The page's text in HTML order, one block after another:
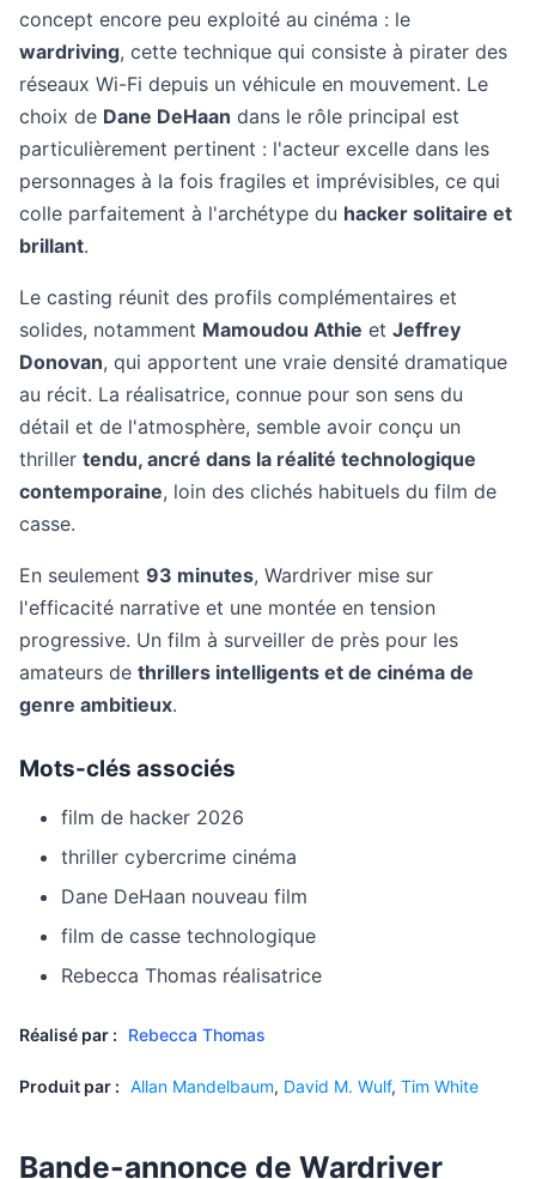
concept encore peu exploité au cinéma : le
wardriving, cette technique qui consiste à pirater des
réseaux Wi-Fi depuis un véhicule en mouvement. Le
choix de Dane DeHaan dans le rôle principal est
particulièrement pertinent : l'acteur excelle dans les
personnages à la fois fragiles et imprévisibles, ce qui
colle parfaitement à l'archétype du hacker solitaire et
brillant.
Le casting réunit des profils complémentaires et
solides, notamment Mamoudou Athie et Jeffrey
Donovan, qui apportent une vraie densité dramatique
au récit. La réalisatrice, connue pour son sens du
détail et de l'atmosphère, semble avoir conçu un
thriller tendu, ancré dans la réalité technologique
contemporaine, loin des clichés habituels du film de
casse.
En seulement 93 minutes, Wardriver mise sur
l'efficacité narrative et une montée en tension
progressive. Un film à surveiller de près pour les
amateurs de thrillers intelligents et de cinéma de
genre ambitieux.
Mots-clés associés
film de hacker 2026
thriller cybercrime cinéma
Dane DeHaan nouveau film
film de casse technologique
Rebecca Thomas réalisatrice
Réalisé par : Rebecca Thomas
Produit par : Allan Mandelbaum, David M. Wulf, Tim White
Bande-annonce de Wardriver